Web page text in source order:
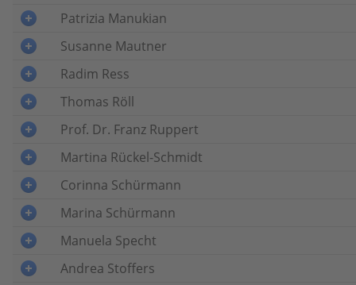
Patrizia Manukian
Susanne Mautner
Radim Ress
Thomas Röll
Prof. Dr. Franz Ruppert
Martina Rückel-Schmidt
Corinna Schürmann
Marina Schürmann
Manuela Specht
Andrea Stoffers